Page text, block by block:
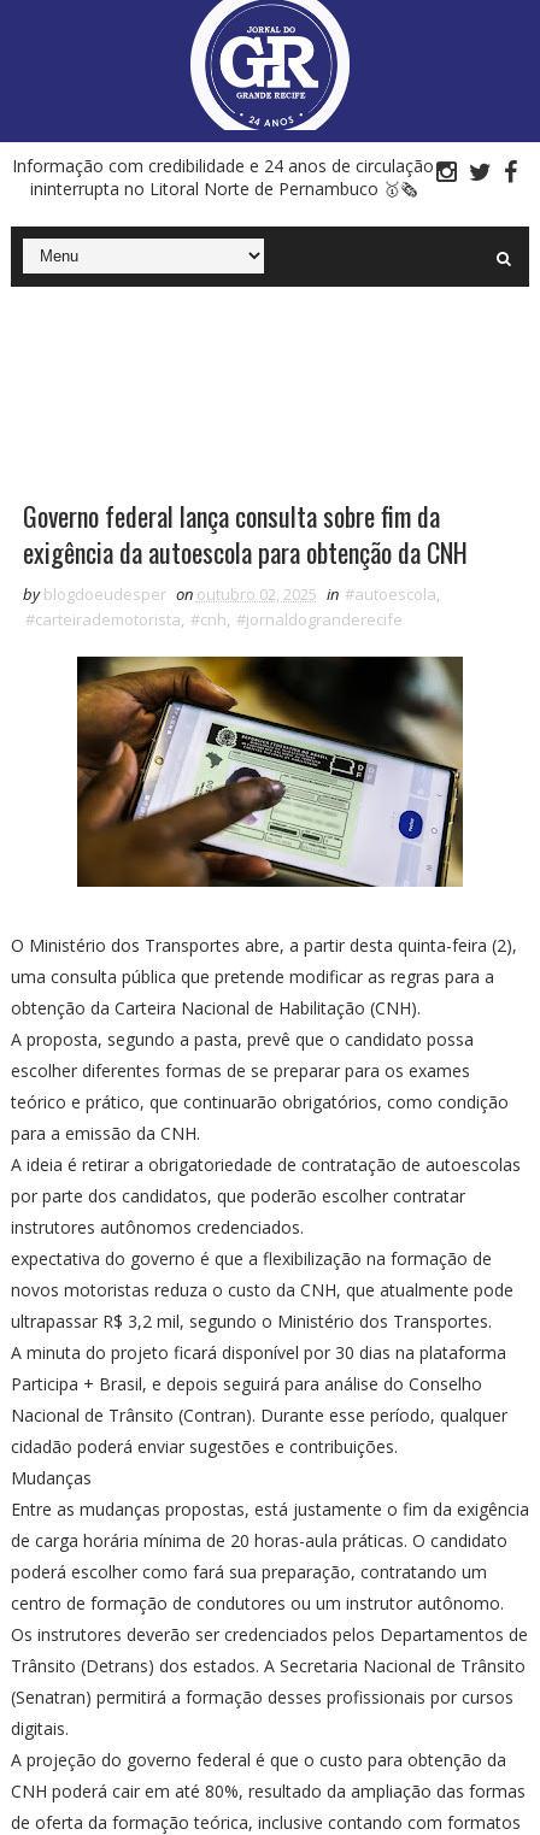
Informação com credibilidade e 24 anos de circulação
ininterrupta no Litoral Norte de Pernambuco 🥇🗞
Governo federal lança consulta sobre fim da
exigência da autoescola para obtenção da CNH
by blogdoeudesper on outubro 02, 2025 in #autoescola,
#carteirademotorista, #cnh, #jornaldogranderecife
O Ministério dos Transportes abre, a partir desta quinta-feira (2),
uma consulta pública que pretende modificar as regras para a
obtenção da Carteira Nacional de Habilitação (CNH).
A proposta, segundo a pasta, prevê que o candidato possa
escolher diferentes formas de se preparar para os exames
teórico e prático, que continuarão obrigatórios, como condição
para a emissão da CNH.
A ideia é retirar a obrigatoriedade de contratação de autoescolas
por parte dos candidatos, que poderão escolher contratar
instrutores autônomos credenciados.
expectativa do governo é que a flexibilização na formação de
novos motoristas reduza o custo da CNH, que atualmente pode
ultrapassar R$ 3,2 mil, segundo o Ministério dos Transportes.
A minuta do projeto ficará disponível por 30 dias na plataforma
Participa + Brasil, e depois seguirá para análise do Conselho
Nacional de Trânsito (Contran). Durante esse período, qualquer
cidadão poderá enviar sugestões e contribuições.
Mudanças
Entre as mudanças propostas, está justamente o fim da exigência
de carga horária mínima de 20 horas-aula práticas. O candidato
poderá escolher como fará sua preparação, contratando um
centro de formação de condutores ou um instrutor autônomo.
Os instrutores deverão ser credenciados pelos Departamentos de
Trânsito (Detrans) dos estados. A Secretaria Nacional de Trânsito
(Senatran) permitirá a formação desses profissionais por cursos
digitais.
A projeção do governo federal é que o custo para obtenção da
CNH poderá cair em até 80%, resultado da ampliação das formas
de oferta da formação teórica, inclusive contando com formatos